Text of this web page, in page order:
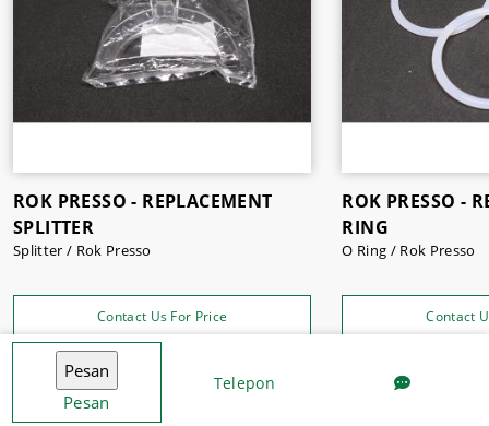
Pesan
Telepon
ROK PRESSO - REPLACEMENT
SPLITTER
Splitter / Rok Presso
Contact Us For Price
ROK PRESSO -
RING
O Ring / Rok Presso
Contact